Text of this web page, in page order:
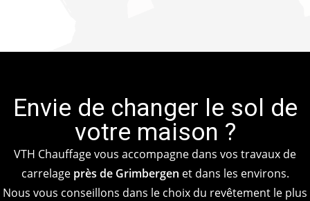
Envie de changer le sol de
votre maison ?
VTH Chauffage vous accompagne dans vos travaux de
carrelage près de Grimbergen et dans les environs.
Nous vous conseillons dans le choix du revêtement le plus